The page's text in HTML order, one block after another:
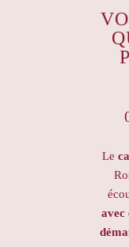
Le
avec